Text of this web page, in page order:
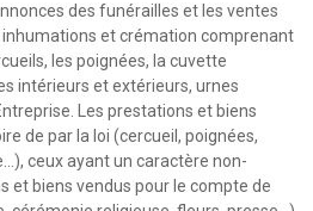
des funérailles et les ventes
et crémation comprenant
les poignées, la cuvette
intérieurs et extérieurs, urnes
Les prestations et biens
de par la loi (cercueil, poignées,
ceux ayant un caractère non-
et biens vendus pour le compte de